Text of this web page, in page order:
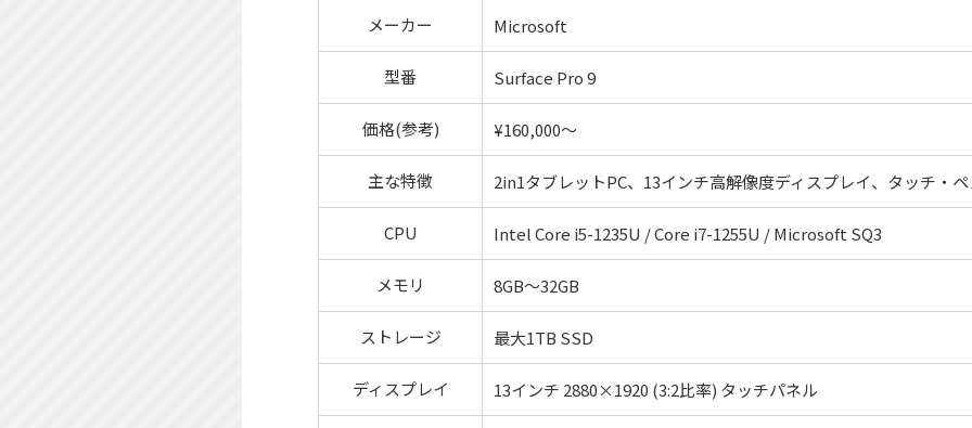
メーカー Microsoft
型番 Surface Pro 9
価格(参考) ¥160,000～
主な特徴 2in1タブレットPC、13インチ高解像度ディスプレイ、タッチ・
CPU Intel Core i5-1235U / Core i7-1255U / Microsoft SQ3
メモリ 8GB～32GB
ストレージ 最大1TB SSD
ディスプレイ 13インチ 2880×1920 (3:2比率) タッチパネル